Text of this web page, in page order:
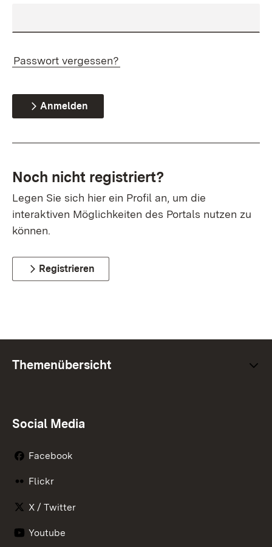
Passwort vergessen?
Anmelden
Noch nicht registriert?
Legen Sie sich hier ein Profil an, um die
interaktiven Möglichkeiten des Portals nutzen zu
können.
Registrieren
Themenübersicht
Social Media
Facebook
Flickr
X / Twitter
Youtube